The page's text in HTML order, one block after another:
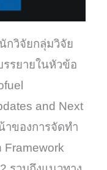
กวิจัยกลุ่มวิจัย
รยายในหัวข้อ
and Next
าของการจัดทำ
Framework